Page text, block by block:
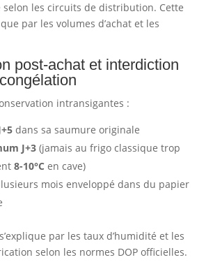
selon les circuits de distribution. Cette
par les volumes d’achat et les
post-achat et interdiction
intransigantes :
dans sa saumure originale
J+3(jamais au frigo classique trop
8-10°C en cave)
mois enveloppé dans du papier
par les taux d’humidité et les
selon les normes DOP officielles.